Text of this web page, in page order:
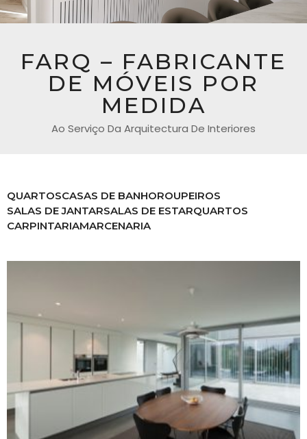
FARQ – FABRICANTE
DE MÓVEIS POR
MEDIDA
Ao Serviço Da Arquitectura De Interiores
QUARTOSCASAS DE BANHOROUPEIROS
SALAS DE JANTARSALAS DE ESTARQUARTOS
CARPINTARIAMARCENARIA